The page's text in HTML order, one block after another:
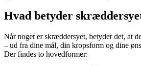
Hvad betyder
Når noget er skræddersyet, betyder det, at
– ud fra dine mål, din kropsform og dine
Der findes to hovedformer: